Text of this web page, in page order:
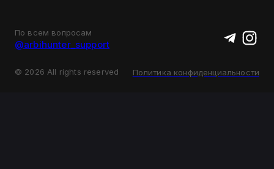
По всем вопросам
@arbihunter_support
© 2026 All rights reserved Политика конфиденциальности